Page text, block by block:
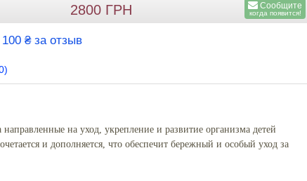
2800ГРН Сообщите
когда появится!
₴ за отзыв
на уход, укрепление и развитие организма детей
и дополняется, что обеспечит бережный и особый уход за